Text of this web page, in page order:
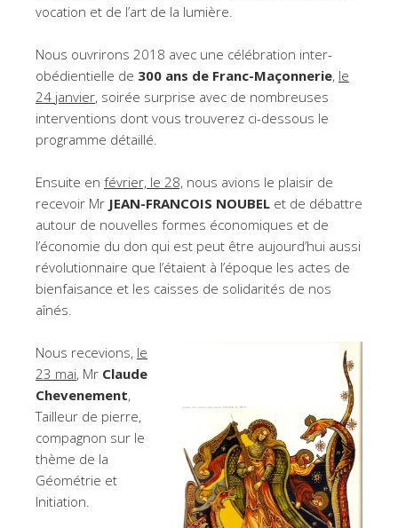
vocation et de l’art de la lumière.
Nous ouvrirons 2018 avec une célébration inter-
obédientielle de 300 ans de Franc-Maçonnerie, le
24 janvier, soirée surprise avec de nombreuses
interventions dont vous trouverez ci-dessous le
programme détaillé.
Ensuite en février, le 28, nous avions le plaisir de
recevoir Mr JEAN-FRANCOIS NOUBEL et de débattre
autour de nouvelles formes économiques et de
l’économie du don qui est peut être aujourd’hui aussi
révolutionnaire que l’étaient à l’époque les actes de
bienfaisance et les caisses de solidarités de nos
aînés.
Nous recevions, le
23 mai, Mr Claude
Chevenement,
Tailleur de pierre,
compagnon sur le
thème de la
Géométrie et
Initiation.